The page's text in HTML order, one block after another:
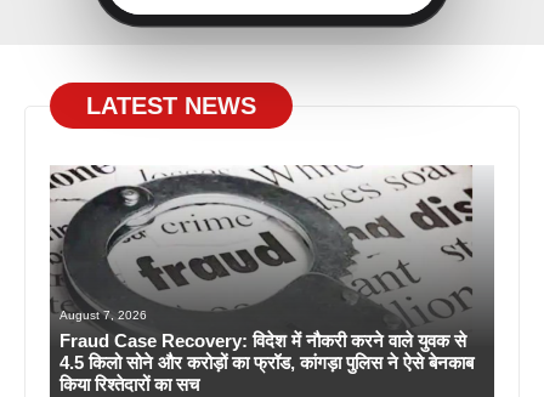
LATEST NEWS
August 7, 2026
Fraud Case Recovery: विदेश में नौकरी करने वाले युवक से
4.5 किलो सोने और करोड़ों का फ्रॉड, कांगड़ा पुलिस ने ऐसे बेनकाब
किया रिश्तेदारों का सच